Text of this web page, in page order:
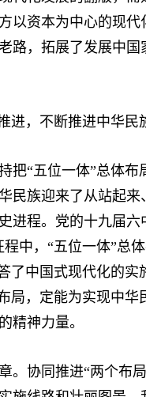
以资本为中心的现
路，拓展了发展中
，不断推进中华民
“五位一体”总体布
民族迎来了从站起
进程。党的十九届
中，“五位一体”总
了中国式现代化的
局，定能为实现中华
精神力量。
协同推进“两个布